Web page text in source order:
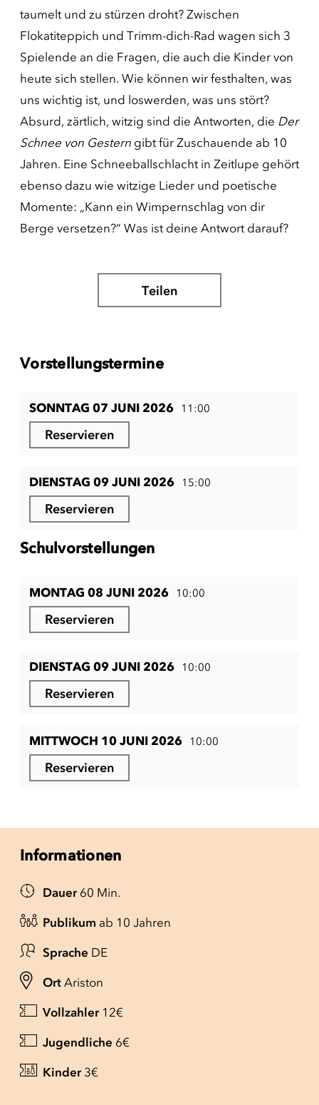
taumelt und zu stürzen droht? Zwischen
Flokatiteppich und Trimm-dich-Rad wagen sich 3
Spielende an die Fragen, die auch die Kinder von
heute sich stellen. Wie können wir festhalten, was
uns wichtig ist, und loswerden, was uns stört?
Absurd, zärtlich, witzig sind die Antworten, die Der
Schnee von Gestern gibt für Zuschauende ab 10
Jahren. Eine Schneeballschlacht in Zeitlupe gehört
ebenso dazu wie witzige Lieder und poetische
Momente: „Kann ein Wimpernschlag von dir
Berge versetzen?“ Was ist deine Antwort darauf?
Teilen
Vorstellungstermine
SONNTAG 07 JUNI 2026 11:00
Reservieren
DIENSTAG 09 JUNI 2026 15:00
Reservieren
Schulvorstellungen
MONTAG 08 JUNI 2026 10:00
Reservieren
DIENSTAG 09 JUNI 2026 10:00
Reservieren
MITTWOCH 10 JUNI 2026 10:00
Reservieren
Informationen
Dauer 60 Min.
Publikum ab 10 Jahren
Sprache DE
Ort Ariston
Vollzahler 12€
Jugendliche 6€
Kinder 3€